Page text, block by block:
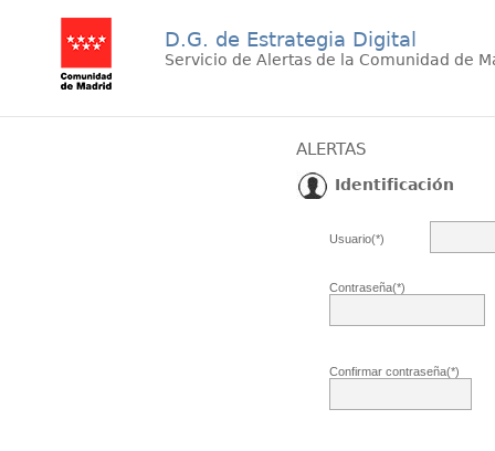
D.G. de Estrategia Digital
Servicio de Alertas de la Comunidad de
ALERTAS
Identificación
Usuario(*)
Contraseña(*)
Confirmar contraseña(*)